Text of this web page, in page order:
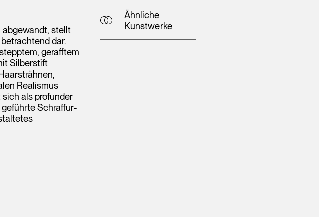
Ähnliche
Kunstwerke
stellt
dar.
gerafftem
Silberstift
Realismus
als profunder
Schraffur-